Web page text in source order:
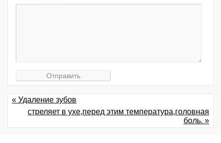
« Удаление зубов
стреляет в ухе,перед этим температура,головная
боль. »